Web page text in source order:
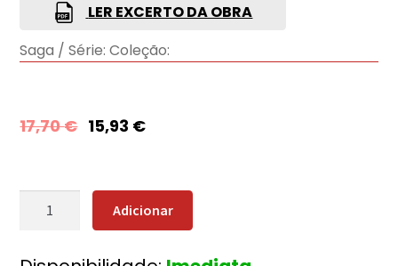
LER EXCERTO DA OBRA
Saga / Série: Coleção:
17,70€ 15,93 €
Quantidade
Adicionar